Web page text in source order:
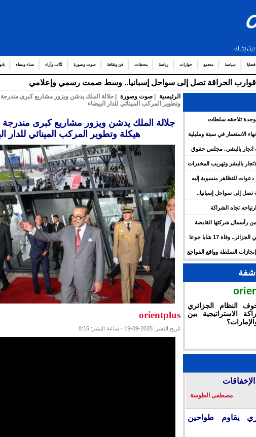
قضايا سياسة مجتمع حوارات رياضة محطات فن وثقافة صوت وصورة كُتّاب وآراء نساء ونساء
قوارب الحراقة تصل إلى سواحل إسبانيا.. وسط صمت رسمي وإعلامي
تلاحقه سلطات
الاستعمار في سبتة ومليلية
اتجار بالبشر.. مجلس حقوق
الجماعي نحو سبتة
بالبشر وتهريب المخدرات
صحة دعوات للتظاهر منسوبة إليه
تصل إلى سواحل إسبانيا..
تجاه الشراكة
تفتح 15% من رأسمال شركتها القابضة
توسعها في السعودية
فاجعة جديدة للهجرة في الجزائر.. وفاة 17 شابا جوعا
إسبانيا
السلطة وواقع الفواجع
النظام الجزائري
الاستراتيجية بين
مصطفى الطوسة
يقاوم طواحين
الرئيسية صوت وصورة
| جلالة الملك يدشن ويزور مشاريع كبرى
وتطوير المركب المينائي للدار البيضاء
جلالة الملك يدشن ويزور مشاريع كبرى مندرجة
هيكلة وتطوير المركب المينائي للدار
orientplus
تاريخ النشر: 2025-09-19 - ساعة النشر: 0:15